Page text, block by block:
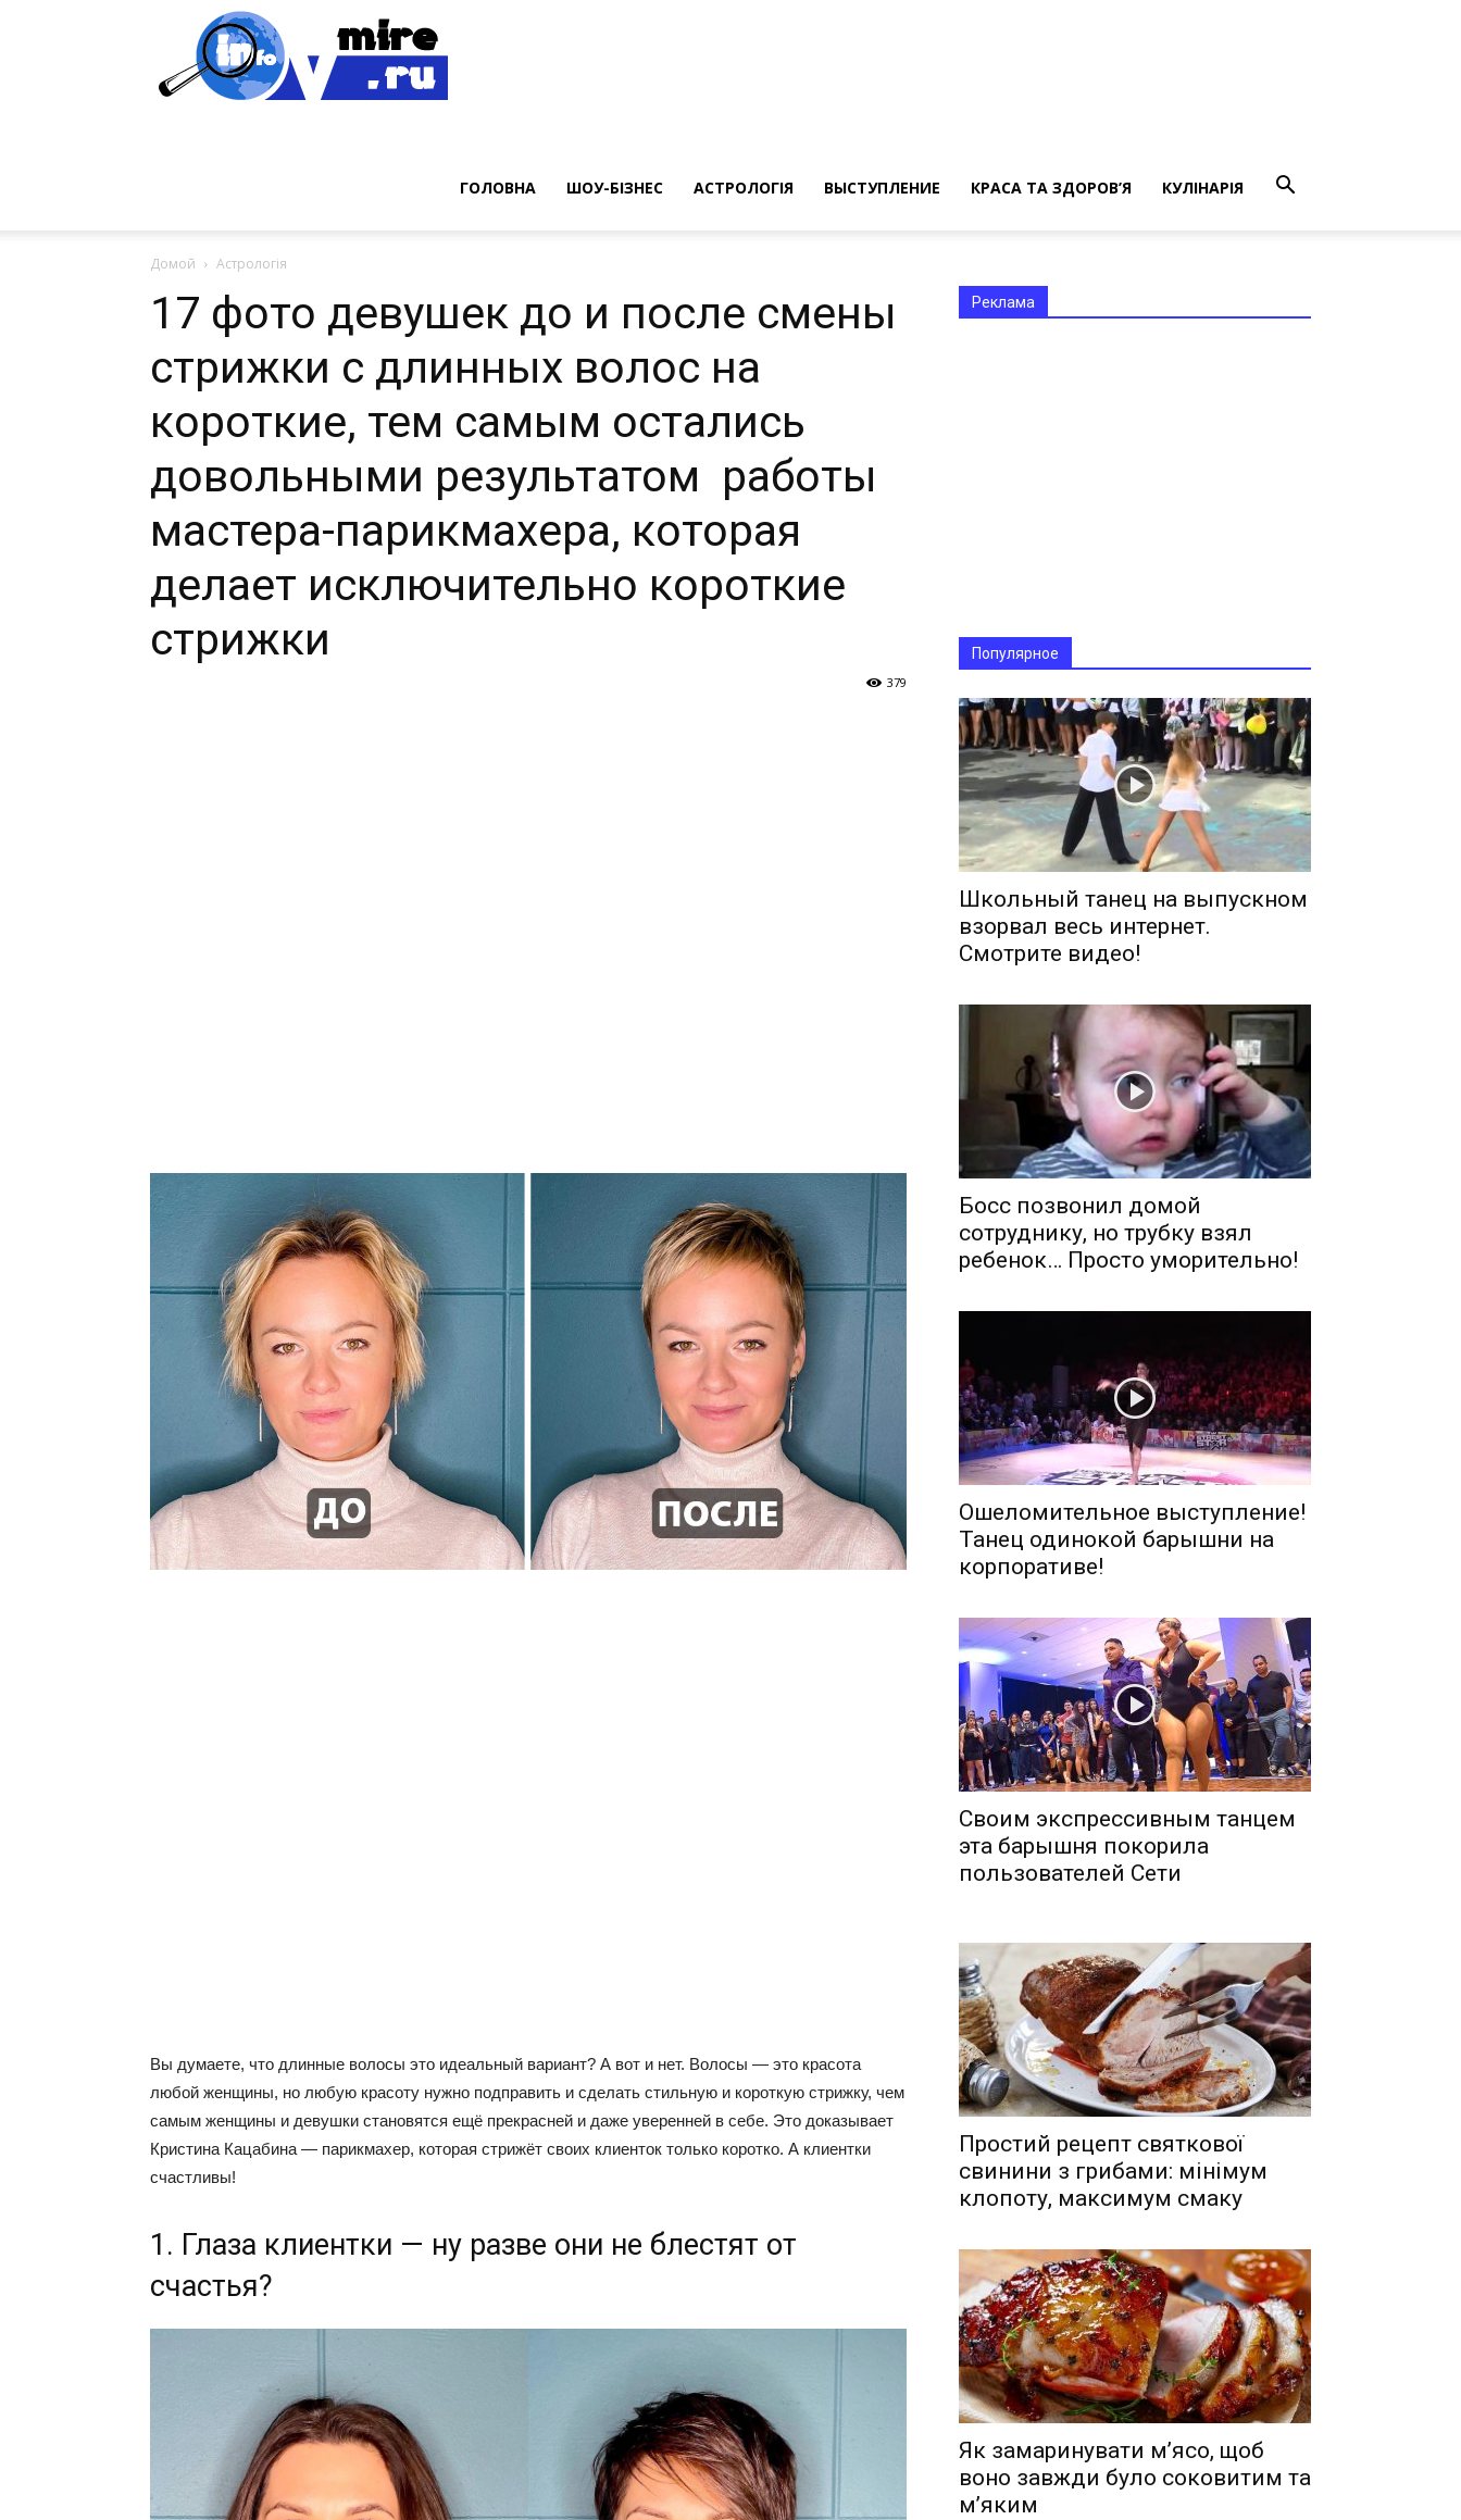
ГОЛОВНА ШОУ-БІЗНЕС АСТРОЛОГІЯ ВЫСТУПЛЕНИЕ КРАСА ТА ЗДОРОВ’Я КУЛІНАРІЯ
Домой Астрологія
17 фото девушек до и после смены
стрижки с длинных волос на
короткие, тем самым остались
довольными результатом работы
мастера-парикмахера, которая
делает исключительно короткие
стрижки
379
Вы думаете, что длинные волосы это идеальный вариант? А вот и нет. Волосы — это красота
любой женщины, но любую красоту нужно подправить и сделать стильную и короткую стрижку, чем
самым женщины и девушки становятся ещё прекрасней и даже уверенней в себе. Это доказывает
Кристина Кацабина — парикмахер, которая стрижёт своих клиенток только коротко. А клиентки
счастливы!
1. Глаза клиентки — ну разве они не блестят от
счастья?
Реклама
Популярное
Школьный танец на выпускном
взорвал весь интернет.
Смотрите видео!
Босс позвонил домой
сотруднику, но трубку взял
ребенок… Просто уморительно!
Ошеломительное выступление!
Танец одинокой барышни на
корпоративе!
Своим экспрессивным танцем
эта барышня покорила
пользователей Сети
Простий рецепт святкової
свинини з грибами: мінімум
клопоту, максимум смаку
Як замаринувати м’ясо, щоб
воно завжди було соковитим та
м’яким